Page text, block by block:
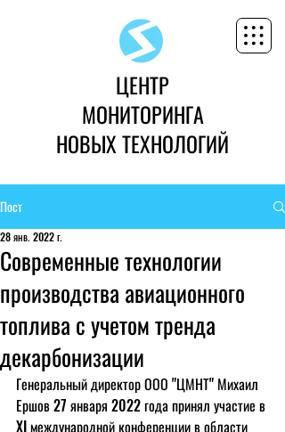
ЦЕНТР
МОНИТОРИНГА
НОВЫХ ТЕХНОЛОГИЙ
Пост
Современные технологии
производства авиационного
топлива с учетом тренда
декарбонизации
28 янв. 2022 г.
Генеральный директор ООО "ЦМНТ" Михаил
Ершов 27 января 2022 года принял участие в
XI международной конференции в области